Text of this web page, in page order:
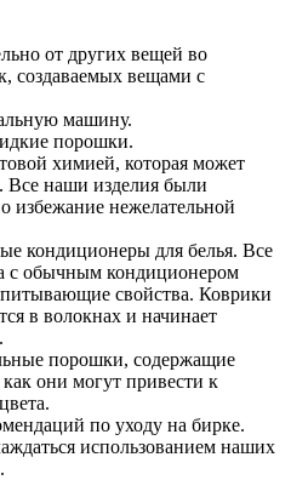
от других вещей во
создаваемых вещами с
машину.
порошки.
химией, которая может
Все наши изделия были
избежание нежелательной
кондиционеры для белья. Все
с обычным кондиционером
свойства. Коврики
в волокнах и начинает
порошки, содержащие
они могут привести к
по уходу на бирке.
использованием наших